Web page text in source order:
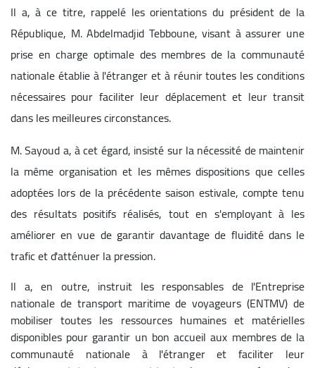
Il a, à ce titre, rappelé les orientations du président de la
République, M. Abdelmadjid Tebboune, visant à assurer une
prise en charge optimale des membres de la communauté
nationale établie à l'étranger et à réunir toutes les conditions
nécessaires pour faciliter leur déplacement et leur transit
dans les meilleures circonstances.
M. Sayoud a, à cet égard, insisté sur la nécessité de maintenir
la même organisation et les mêmes dispositions que celles
adoptées lors de la précédente saison estivale, compte tenu
des résultats positifs réalisés, tout en s'employant à les
améliorer en vue de garantir davantage de fluidité dans le
trafic et d'atténuer la pression.
Il a, en outre, instruit les responsables de l'Entreprise
nationale de transport maritime de voyageurs (ENTMV) de
mobiliser toutes les ressources humaines et matérielles
disponibles pour garantir un bon accueil aux membres de la
communauté nationale à l'étranger et faciliter leur